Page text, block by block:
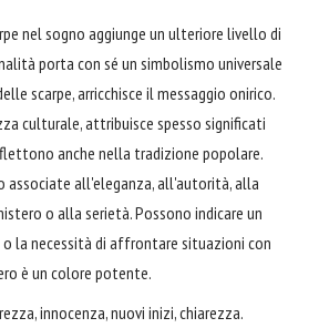
nel sogno aggiunge un ulteriore livello di
porta con sé un simbolismo universale
scarpe, arricchisce il messaggio onirico.
culturale, attribuisce spesso significati
anche nella tradizione popolare.
associate all'eleganza, all'autorità, alla
o alla serietà. Possono indicare un
la necessità di affrontare situazioni con
è un colore potente.
innocenza, nuovi inizi, chiarezza.